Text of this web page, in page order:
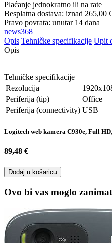
Plaćanje jednokratno ili na rate
Besplatna dostava: iznad 265,00
Pravo povrata: unutar 14 dana
news368
Opis Tehničke specifikacije Upit
Opis
Tehničke specifikacije
Rezolucija
Periferija (tip)
Office
Periferija (connectivity) USB
Logitech web kamera C930e, Full
89,48 €
Dodaj u košaricu
Ovo bi vas moglo